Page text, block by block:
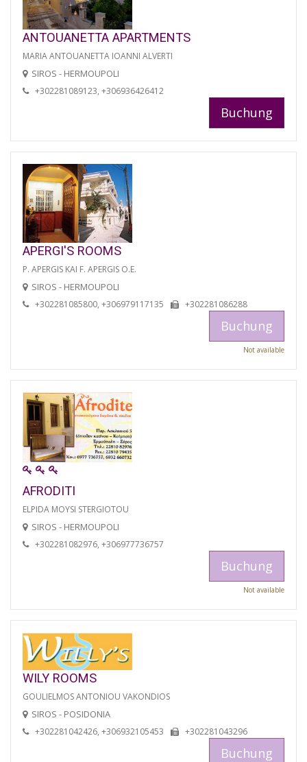
ANTOUANETTA APARTMENTS
MARIA ANTOUANETTA IOANNI ALVERTI
SIROS - HERMOUPOLI
+302281089123, +306936426412
Buchung
APERGI'S ROOMS
P. APERGIS KAI F. APERGIS O.E.
SIROS - HERMOUPOLI
+302281085800, +306979117135 +302281086288
Buchung
Not available
AFRODITI
ELPIDA MOYSI STERGIOTOU
SIROS - HERMOUPOLI
+302281082976, +306977736757
Buchung
Not available
WILY ROOMS
GOULIELMOS ANTONIOU VAKONDIOS
SIROS - POSIDONIA
+302281042426, +306932105453 +302281043296
Buchung